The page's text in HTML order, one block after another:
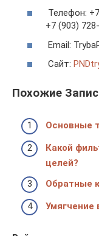
Телефон:
+7 (903)
Email:
Сайт:
Похожие
Основные
Какой
целей?
Обратные
Умягчение